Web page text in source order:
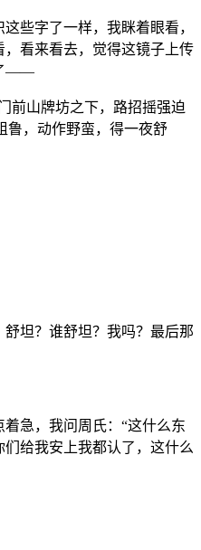
些字了一样，我眯着眼看，
看来看去，觉得这镜子上传
——
前山牌坊之下，路招摇强迫
鲁，动作野蛮，得一夜舒
坦？谁舒坦？我吗？最后那
急，我问周氏：“这什么东
给我安上我都认了，这什么